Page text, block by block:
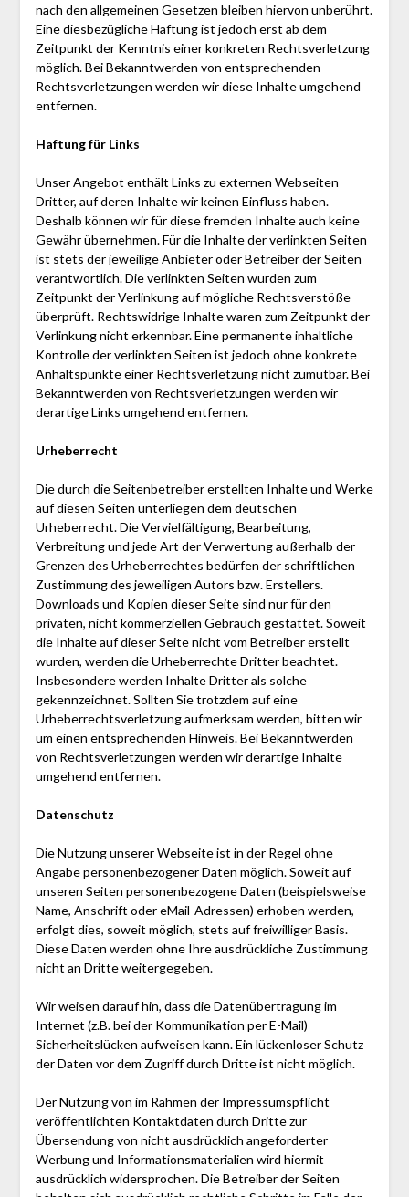
nach den allgemeinen Gesetzen bleiben hiervon unberührt.
Eine diesbezügliche Haftung ist jedoch erst ab dem
Zeitpunkt der Kenntnis einer konkreten Rechtsverletzung
möglich. Bei Bekanntwerden von entsprechenden
Rechtsverletzungen werden wir diese Inhalte umgehend
entfernen.
Haftung für Links
Unser Angebot enthält Links zu externen Webseiten
Dritter, auf deren Inhalte wir keinen Einfluss haben.
Deshalb können wir für diese fremden Inhalte auch keine
Gewähr übernehmen. Für die Inhalte der verlinkten Seiten
ist stets der jeweilige Anbieter oder Betreiber der Seiten
verantwortlich. Die verlinkten Seiten wurden zum
Zeitpunkt der Verlinkung auf mögliche Rechtsverstöße
überprüft. Rechtswidrige Inhalte waren zum Zeitpunkt der
Verlinkung nicht erkennbar. Eine permanente inhaltliche
Kontrolle der verlinkten Seiten ist jedoch ohne konkrete
Anhaltspunkte einer Rechtsverletzung nicht zumutbar. Bei
Bekanntwerden von Rechtsverletzungen werden wir
derartige Links umgehend entfernen.
Urheberrecht
Die durch die Seitenbetreiber erstellten Inhalte und Werke
auf diesen Seiten unterliegen dem deutschen
Urheberrecht. Die Vervielfältigung, Bearbeitung,
Verbreitung und jede Art der Verwertung außerhalb der
Grenzen des Urheberrechtes bedürfen der schriftlichen
Zustimmung des jeweiligen Autors bzw. Erstellers.
Downloads und Kopien dieser Seite sind nur für den
privaten, nicht kommerziellen Gebrauch gestattet. Soweit
die Inhalte auf dieser Seite nicht vom Betreiber erstellt
wurden, werden die Urheberrechte Dritter beachtet.
Insbesondere werden Inhalte Dritter als solche
gekennzeichnet. Sollten Sie trotzdem auf eine
Urheberrechtsverletzung aufmerksam werden, bitten wir
um einen entsprechenden Hinweis. Bei Bekanntwerden
von Rechtsverletzungen werden wir derartige Inhalte
umgehend entfernen.
Datenschutz
Die Nutzung unserer Webseite ist in der Regel ohne
Angabe personenbezogener Daten möglich. Soweit auf
unseren Seiten personenbezogene Daten (beispielsweise
Name, Anschrift oder eMail-Adressen) erhoben werden,
erfolgt dies, soweit möglich, stets auf freiwilliger Basis.
Diese Daten werden ohne Ihre ausdrückliche Zustimmung
nicht an Dritte weitergegeben.
Wir weisen darauf hin, dass die Datenübertragung im
Internet (z.B. bei der Kommunikation per E-Mail)
Sicherheitslücken aufweisen kann. Ein lückenloser Schutz
der Daten vor dem Zugriff durch Dritte ist nicht möglich.
Der Nutzung von im Rahmen der Impressumspflicht
veröffentlichten Kontaktdaten durch Dritte zur
Übersendung von nicht ausdrücklich angeforderter
Werbung und Informationsmaterialien wird hiermit
ausdrücklich widersprochen. Die Betreiber der Seiten